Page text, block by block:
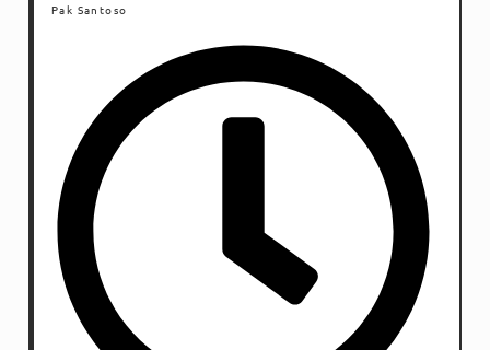
Pak Santoso